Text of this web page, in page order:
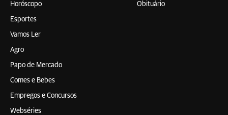
Horóscopo
Esportes
Vamos Ler
Agro
Papo de Mercado
Comes e Bebes
Empregos e Concursos
Webséries
Obituário